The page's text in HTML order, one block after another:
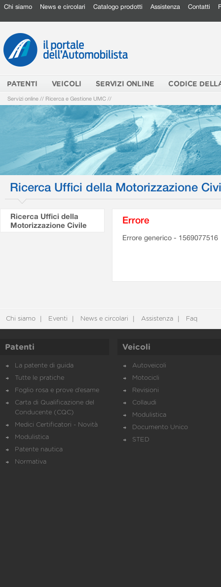
Chi siamo News e circolari Catalogo prodotti Assistenza Contatti
PATENTI VEICOLI SERVIZI ONLINE CODICE
Servizi online // Ricerca e Gestione UMC //
Ricerca Uffici della Motorizzazione
Ricerca Uffici della
Motorizzazione Civile
Errore
Errore generico - 1569077516
Chi siamo Eventi News e circolari Assistenza Faq
Patenti
La patente di guida
Tutte le pratiche
Foglio rosa e prove d’esame
Carta di Qualificazione del
Conducente (CQC)
Medici Certificatori - Novità
Modulistica
Patente nautica
Normativa
Veicoli
Autoveicoli
Motocicli
Revisioni
Collaudi
Modulistica
Documento Unico
STED